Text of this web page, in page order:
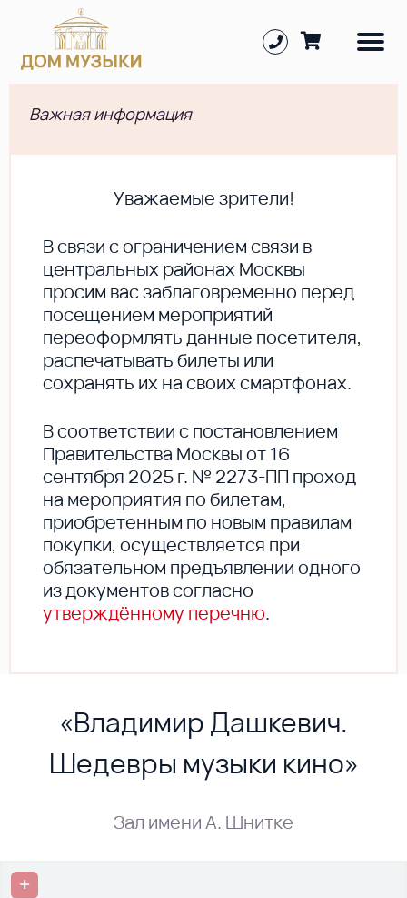
Важная информация
Уважаемые зрители!
В cвязи с ограничением связи в
центральных районах Москвы
просим вас заблаговременно перед
посещением мероприятий
переоформлять данные посетителя,
распечатывать билеты или
сохранять их на своих смартфонах.
В соответствии с постановлением
Правительства Москвы от 16
сентября 2025 г. № 2273-ПП проход
на мероприятия по билетам,
приобретенным по новым правилам
покупки, осуществляется при
обязательном предъявлении одного
из документов согласно
утверждённому перечню.
«Владимир Дашкевич.
Шедевры музыки кино»
Зал имени А. Шнитке
+